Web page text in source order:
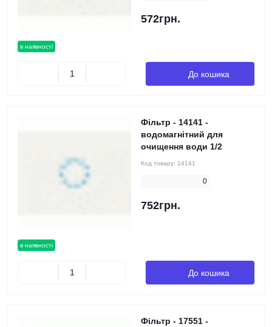
в наявності
572грн.
До кошика
в наявності
Фільтр - 14141 -
водомагнітний для
очищення води 1/2
Код товару: 14141
0
752грн.
До кошика
Фільтр - 17551 -